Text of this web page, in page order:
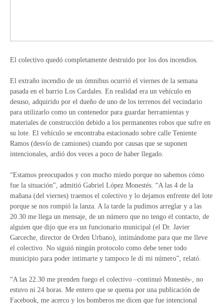
El colectivo quedó completamente destruido por los dos incendios.
El extraño incendio de un ómnibus ocurrió el viernes de la semana
pasada en el barrio Los Cardales. En realidad era un vehículo en
desuso, adquirido por el dueño de uno de los terrenos del vecindario
para utilizarlo como un contenedor para guardar herramientas y
materiales de construcción debido a los permanentes robos que sufre en
su lote. El vehículo se encontraba estacionado sobre calle Teniente
Ramos (desvío de camiones) cuando por causas que se suponen
intencionales, ardió dos veces a poco de haber llegado.
“Estamos preocupados y con mucho miedo porque no sabemos cómo
fue la situación”, admitió Gabriel López Monestés. “A las 4 de la
mañana (del viernes) traemos el colectivo y lo dejamos enfrente del lote
porque se nos rompió la lanza. A la tarde la pudimos arreglar y a las
20.30 me llega un mensaje, de un número que no tengo el contacto, de
alguien que dijo que era un funcionario municipal (el Dr. Javier
Garceche, director de Orden Urbano), intimándome para que me lleve
el colectivo. No siguió ningún protocolo como debe tener todo
municipio para poder intimarte y tampoco le di mi número”, relató.
“A las 22.30 me prenden fuego el colectivo –continuó Monestés-, no
estuvo ni 24 horas. Me entero que se quema por una publicación de
Facebook, me acerco y los bomberos me dicen que fue intencional